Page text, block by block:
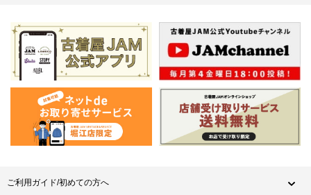
ご利用ガイド/初めての方へ